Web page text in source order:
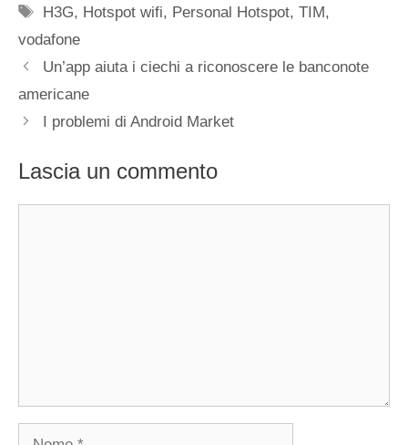
Tag
H3G, Hotspot wifi, Personal Hotspot,TIM,
vodafone
Un’app aiuta i ciechi a riconoscere le banconote
americane
I problemi di Android Market
Lascia un commento
Nome